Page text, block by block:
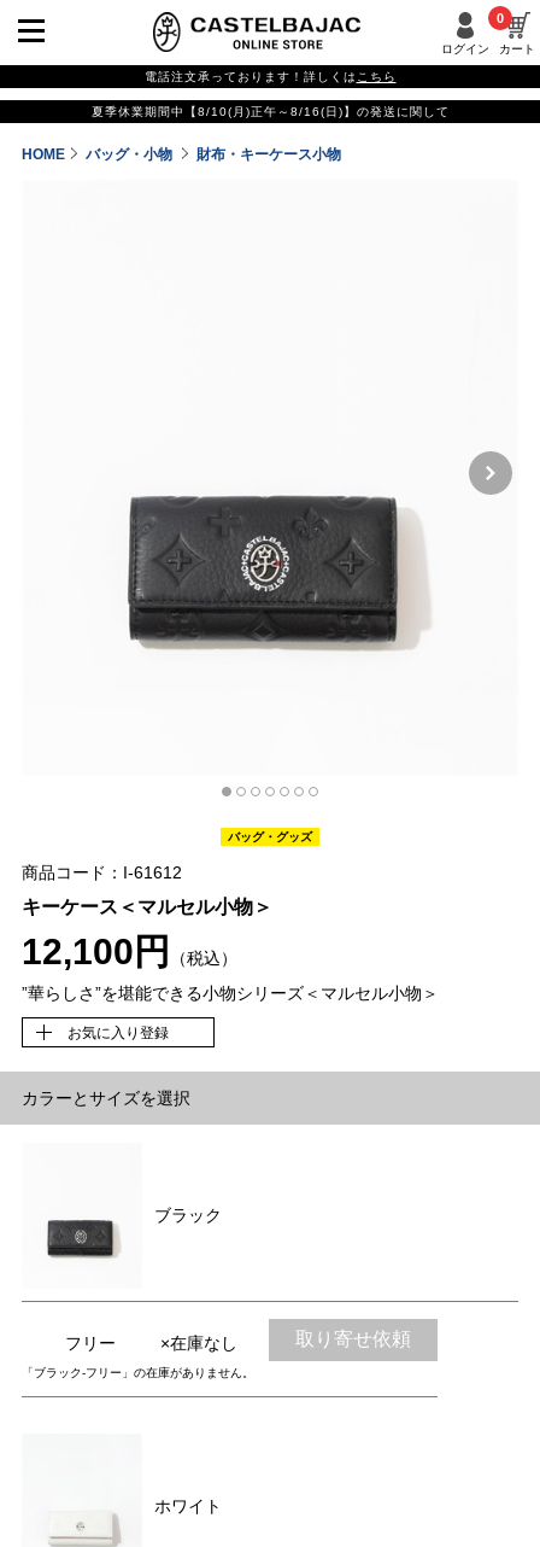
ログイン カート
0
電話注文承っております！詳しくは こちら
夏季休業期間中【8/10(月)正午～8/16(日)】の発送に関して
HOME バッグ・小物 財布・キーケース小物
バッグ・グッズ
商品コード：I-61612
キーケース＜マルセル小物＞
12,100円
（税込）
”華らしさ”を堪能できる小物シリーズ＜マルセル小物＞
お気に入り登録
カラーとサイズを選択
ブラック
フリー ×在庫なし 取り寄せ依頼
「ブラック-フリー」の在庫がありません。
ホワイト